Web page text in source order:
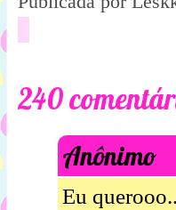
240
Anônimo
Eu querooo..